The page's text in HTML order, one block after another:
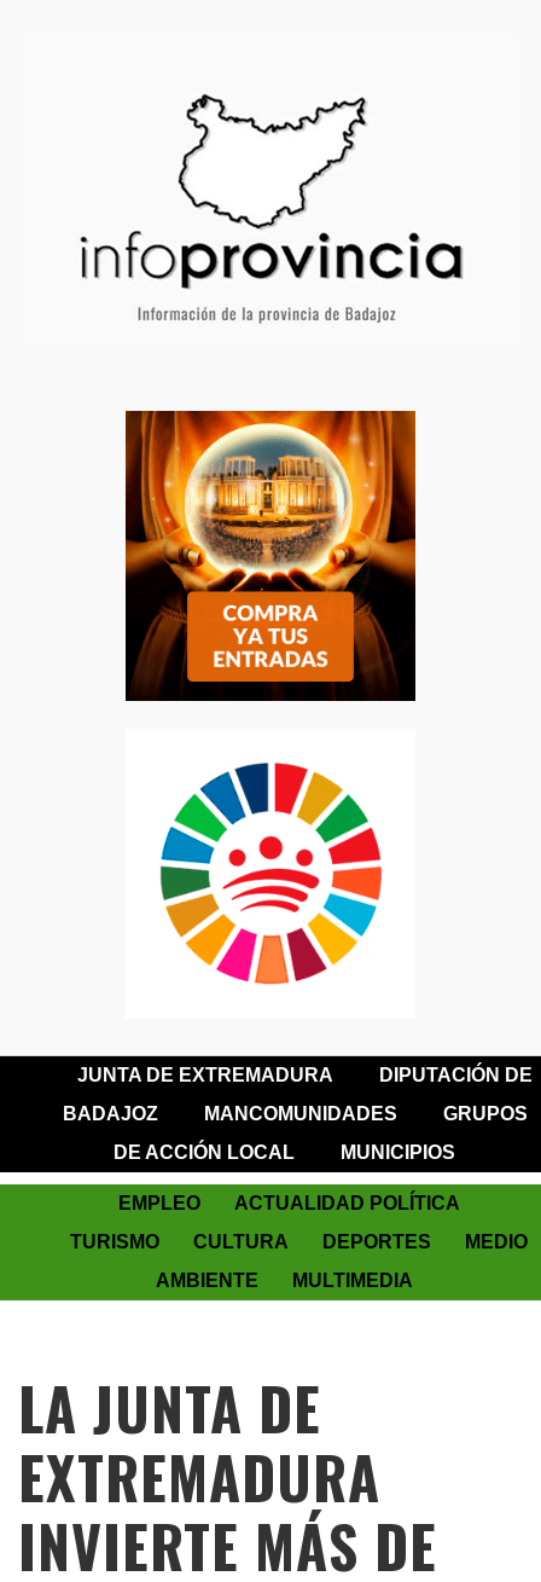
JUNTA DE EXTREMADURA
DIPUTACIÓN DE
BADAJOZ
MANCOMUNIDADES
GRUPOS
DE ACCIÓN LOCAL
MUNICIPIOS
EMPLEO
ACTUALIDAD POLÍTICA
TURISMO
CULTURA DEPORTES
MEDIO
AMBIENTE
MULTIMEDIA
LA JUNTA DE
EXTREMADURA
INVIERTE MÁS DE